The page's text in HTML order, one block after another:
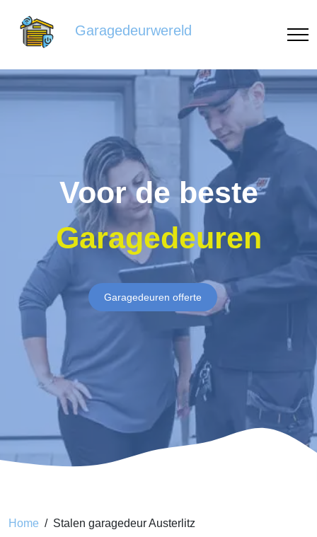
Garagedeurwereld
Voor de beste
Garagedeuren
Garagedeuren offerte
Home Stalen garagedeur Austerlitz